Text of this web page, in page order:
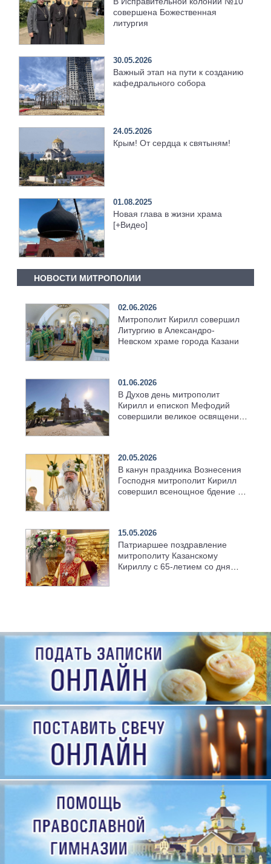
совершена Божественная
литургия
30.05.2026
Важный этап на пути к созданию
кафедрального собора
24.05.2026
Крым! От сердца к святыням!
01.08.2025
Новая глава в жизни храма
[+Видео]
НОВОСТИ МИТРОПОЛИИ
02.06.2026
Митрополит Кирилл совершил
Литургию в Александро-
Невском храме города Казани
01.06.2026
В Духов день митрополит
Кирилл и епископ Мефодий
совершили великое освящение
20.05.2026
В канун праздника Вознесения
Господня митрополит Кирилл
совершил всенощное бдение в
15.05.2026
Патриаршее поздравление
митрополиту Казанскому
Кириллу с 65-летием со дня